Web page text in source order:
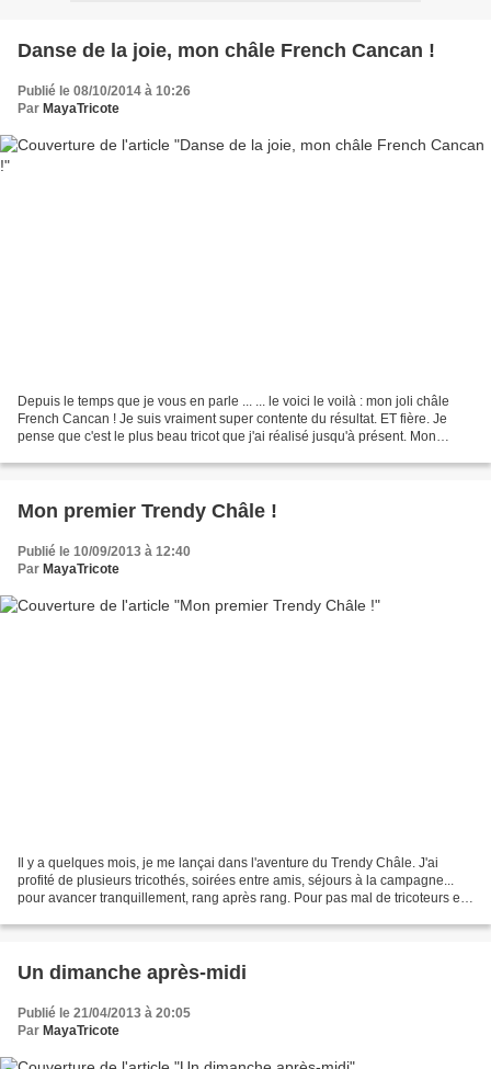
Danse de la joie, mon châle French Cancan !
Publié le 08/10/2014 à 10:26
Par MayaTricote
Depuis le temps que je vous en parle ... ... le voici le voilà : mon joli châle
French Cancan ! Je suis vraiment super contente du résultat. ET fière. Je
pense que c'est le plus beau tricot que j'ai réalisé jusqu'à présent. Mon
Mon premier Trendy Châle !
Publié le 10/09/2013 à 12:40
Par MayaTricote
Il y a quelques mois, je me lançai dans l'aventure du Trendy Châle. J'ai
profité de plusieurs tricothés, soirées entre amis, séjours à la campagne...
pour avancer tranquillement, rang après rang. Pour pas mal de tricoteurs et
Un dimanche après-midi
Publié le 21/04/2013 à 20:05
Par MayaTricote